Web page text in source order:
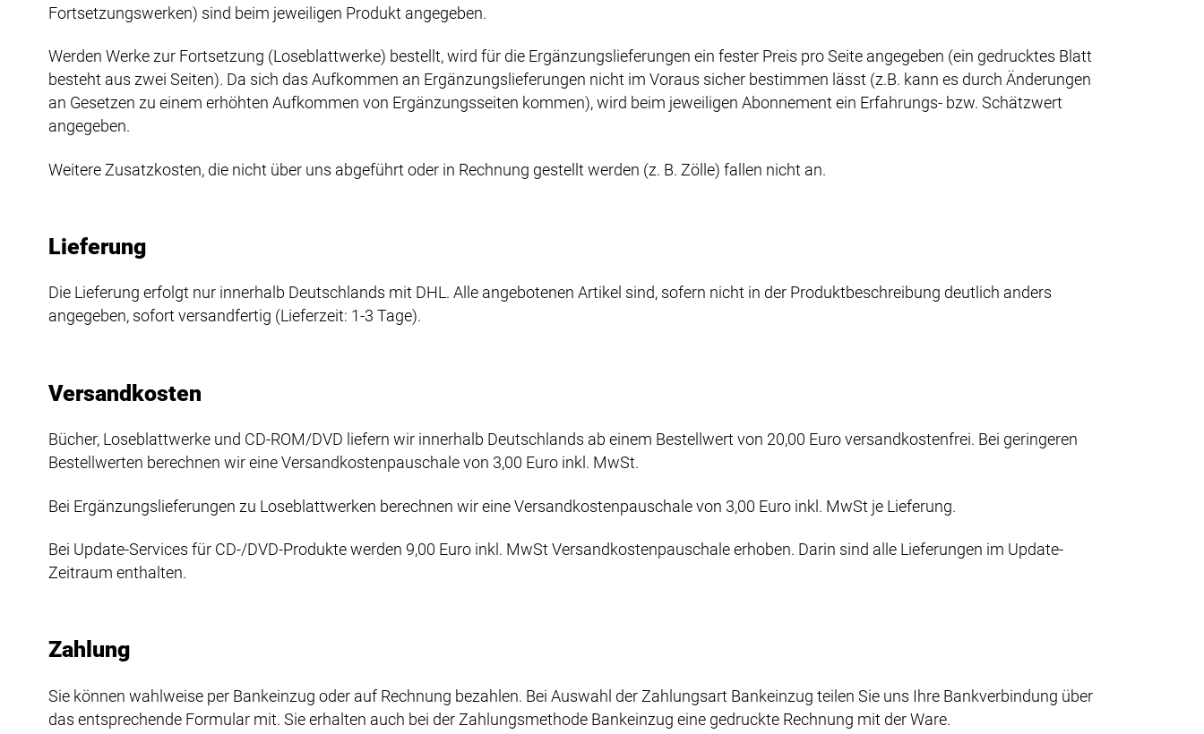
Fortsetzungswerken) sind beim jeweiligen Produkt angegeben.
Werden Werke zur Fortsetzung (Loseblattwerke) bestellt, wird für die Ergänzungslieferungen ein fester Preis pro Seite angegeben (ein gedrucktes Blatt
besteht aus zwei Seiten). Da sich das Aufkommen an Ergänzungslieferungen nicht im Voraus sicher bestimmen lässt (z.B. kann es durch Änderungen
an Gesetzen zu einem erhöhten Aufkommen von Ergänzungsseiten kommen), wird beim jeweiligen Abonnement ein Erfahrungs- bzw. Schätzwert
angegeben.
Weitere Zusatzkosten, die nicht über uns abgeführt oder in Rechnung gestellt werden (z. B. Zölle) fallen nicht an.
Lieferung
Die Lieferung erfolgt nur innerhalb Deutschlands mit DHL. Alle angebotenen Artikel sind, sofern nicht in der Produktbeschreibung deutlich anders
angegeben, sofort versandfertig (Lieferzeit: 1-3 Tage).
Versandkosten
Bücher, Loseblattwerke und CD-ROM/DVD liefern wir innerhalb Deutschlands ab einem Bestellwert von 20,00 Euro versandkostenfrei. Bei geringeren
Bestellwerten berechnen wir eine Versandkostenpauschale von 3,00 Euro inkl. MwSt.
Bei Ergänzungslieferungen zu Loseblattwerken berechnen wir eine Versandkostenpauschale von 3,00 Euro inkl. MwSt je Lieferung.
Bei Update-Services für CD-/DVD-Produkte werden 9,00 Euro inkl. MwSt Versandkostenpauschale erhoben. Darin sind alle Lieferungen im Update-
Zeitraum enthalten.
Zahlung
Sie können wahlweise per Bankeinzug oder auf Rechnung bezahlen. Bei Auswahl der Zahlungsart Bankeinzug teilen Sie uns Ihre Bankverbindung über
das entsprechende Formular mit. Sie erhalten auch bei der Zahlungsmethode Bankeinzug eine gedruckte Rechnung mit der Ware.